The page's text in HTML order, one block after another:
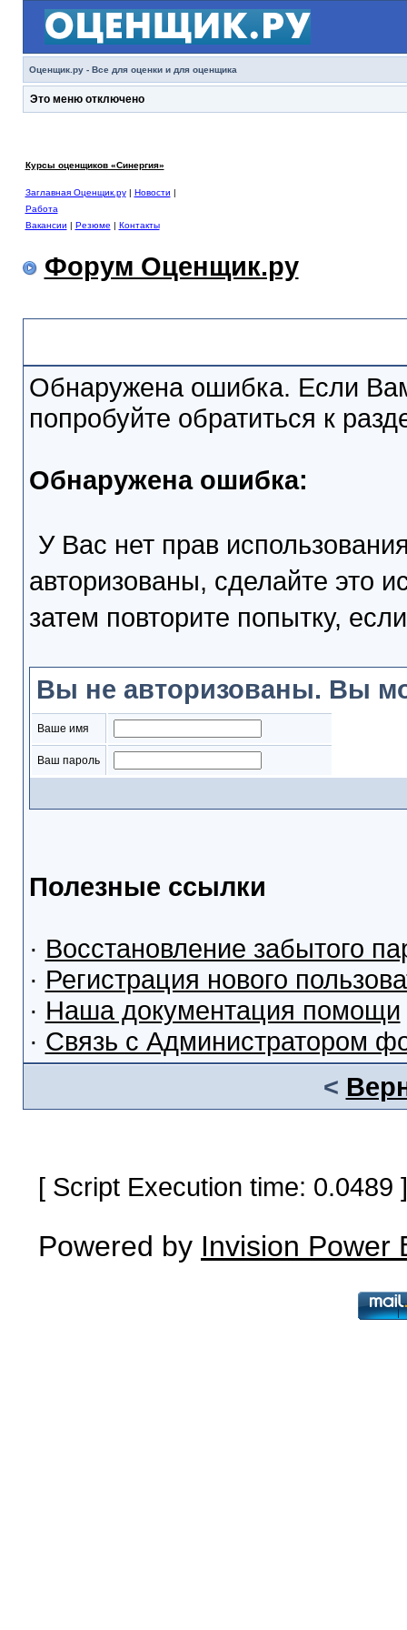
Оценщик.ру - Все для оценки и для оценщика
Это меню отключено
Курсы оценщиков «Синергия»
Заглавная Оценщик.ру| Новости |
Работа
Вакансии | Резюме | Контакты
Форум Оценщик.ру
Обнаружена ошибка. Если
попробуйте обратиться к
Обнаружена ошибка:
У Вас нет прав
авторизованы, сделайте это
затем повторите попытку,
Вы не авторизованы. Вы
Ваше имя
Ваш пароль
Полезные ссылки
· Восстановление забытого
· Регистрация нового
· Наша документация помощи
· Связь с Администратором
<
[ Script Execution time:
Powered by Invision Power